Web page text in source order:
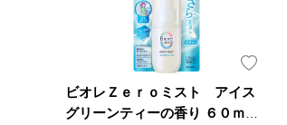
ビオレＺｅｒｏミスト アイス
グリーンティーの香り ６０ｍＬ